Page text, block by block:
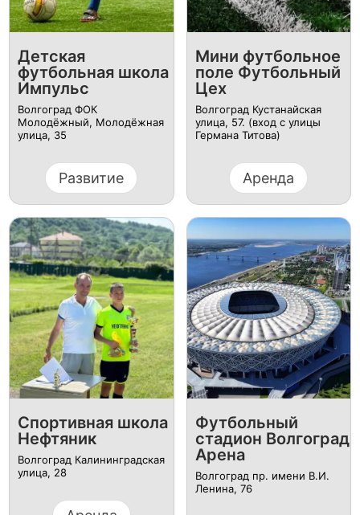
Детская
футбольная школа
Импульс
Волгоград ФОК
Молодёжный, Молодёжная
улица, 35
Развитие
Мини футбольное
поле Футбольный
Цех
Волгоград Кустанайская
улица, 57. (вход с улицы
Германа Титова)
Аренда
Спортивная школа
Нефтяник
Волгоград Калининградская
улица, 28
Футбольный
стадион Волгоград
Арена
Волгоград пр. имени В.И.
Ленина, 76